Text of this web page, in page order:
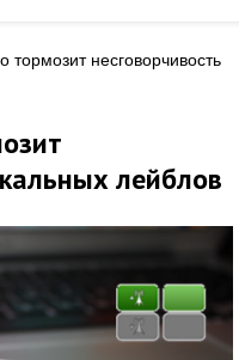
тормозит несговорчивость
лейблов